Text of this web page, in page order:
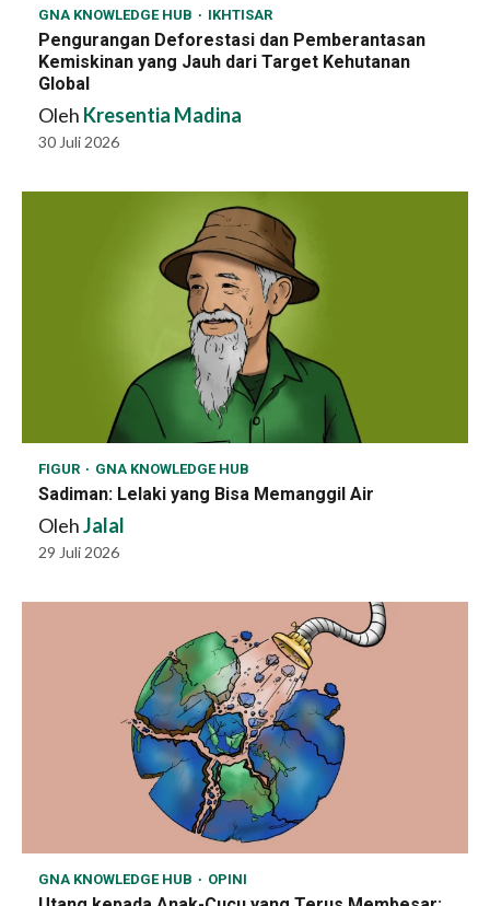
GNA KNOWLEDGE HUB IKHTISAR
Pengurangan Deforestasi dan Pemberantasan
Kemiskinan yang Jauh dari Target Kehutanan
Global
Oleh Kresentia Madina
30 Juli 2026
FIGUR GNA KNOWLEDGE HUB
Sadiman: Lelaki yang Bisa Memanggil Air
OlehJalal
29 Juli 2026
GNA KNOWLEDGE HUB OPINI